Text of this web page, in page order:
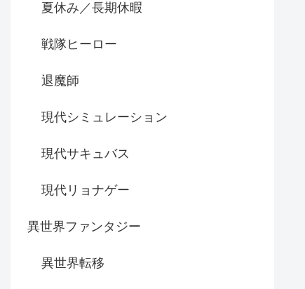
夏休み／長期休暇
戦隊ヒーロー
退魔師
現代シミュレーション
現代サキュバス
現代リョナゲー
異世界ファンタジー
異世界転移